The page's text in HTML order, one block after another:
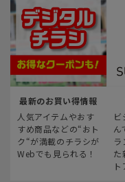
最新のお買い得情報
人気アイテムやおす
すめ商品などの“おト
ク“が満載のチラシが
Webでも見られる！
ビ
ん
ラ
た